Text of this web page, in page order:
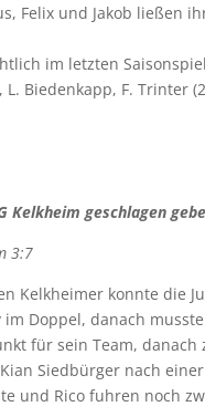
Felix und Jakob ließen
im letzten
L. Biedenkapp, F. Trinter
Kelkheim geschlagen
3:7
Kelkheimer konnte die
im Doppel, danach
für sein Team,
Siedbürger nach
und Rico fuhren noch